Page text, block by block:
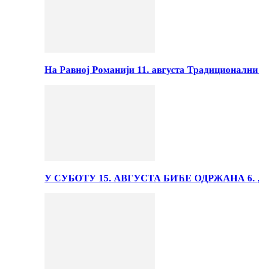
На Равној Романији 11. августа
У СУБОТУ 15. АВГУСТА БИЋЕ ОДРЖАНА 6.